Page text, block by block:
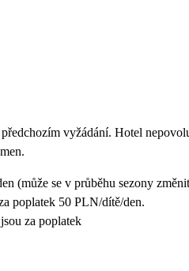
vyžádání. Hotel
(může se v průběhu sezony
poplatek 50 PLN/dítě/den.
za poplatek